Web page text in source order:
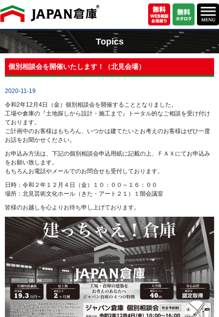
Topics
個別相談会を開催いたします！（北見会場）
2020-11-19
令和2年12月4日（金）個別相談会を開催することとなりました。
工場や倉庫の『土地探しから設計・施工まで』トータル的なご相談を受け付け
ております。
ご計画中のお客様はもちろん、いつかは建てたいとお考えのお客様はぜひ一度
お話をお聞かせください。
お申込み方法は、下記の個別相談会申込用紙に記載の上、ＦＡＸにてお申込み
をお願い致します。
もちろんお電話やメールでのお問合せも受付しております。
日時：令和２年１２月４日（金）１０：００～１６：００
場所：北見芸術文化ホール（きた・アート２１）１階会議室
皆様のお越しを心よりお待ち申し上げております。